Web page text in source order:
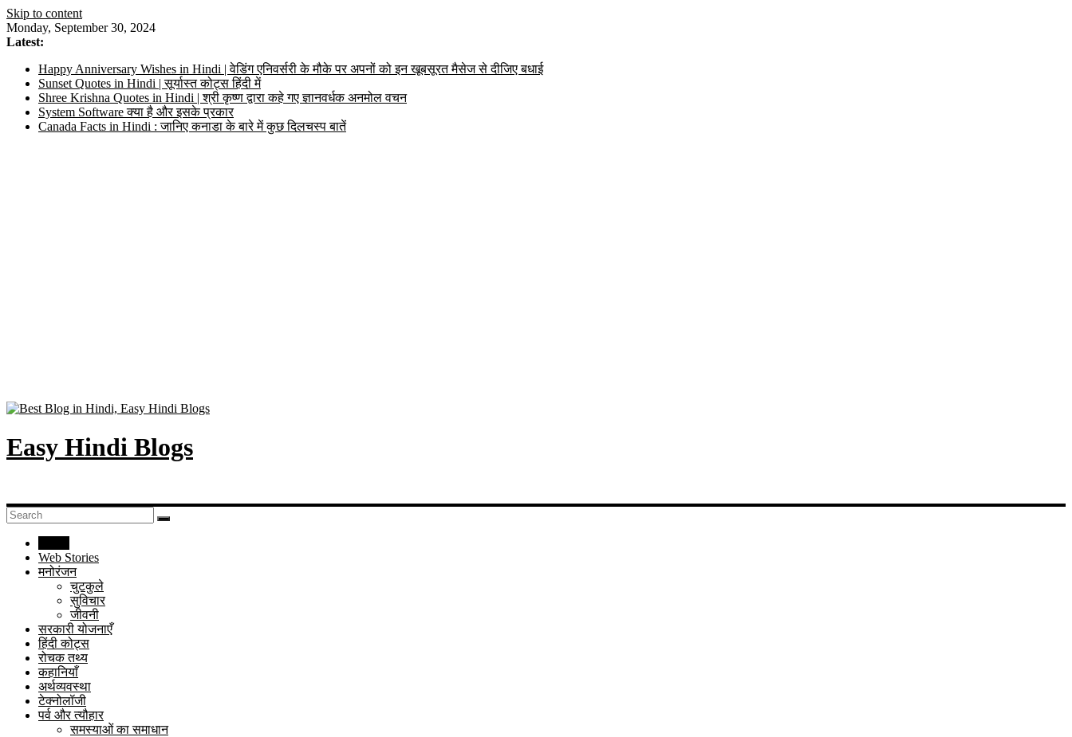
Skip to content
Monday, September 30, 2024
Latest:
Happy Anniversary Wishes in Hindi | वेडिंग एनिवर्सरी के मौके पर अपनों को इन खूबसूरत मैसेज से दीजिए बधाई
Sunset Quotes in Hindi | सूर्यास्त कोट्स हिंदी में
Shree Krishna Quotes in Hindi | श्री कृष्ण द्वारा कहे गए ज्ञानवर्धक अनमोल वचन
System Software क्या है और इसके प्रकार
Canada Facts in Hindi : जानिए कनाडा के बारे में कुछ दिलचस्प बातें
Easy Hindi Blogs
Web Stories
मनोरंजन
चुटकुले
सुविचार
जीवनी
सरकारी योजनाएँ
हिंदी कोट्स
रोचक तथ्य
कहानियाँ
अर्थव्यवस्था
टेक्नोलॉजी
पर्व और त्यौहार
समस्याओं का समाधान